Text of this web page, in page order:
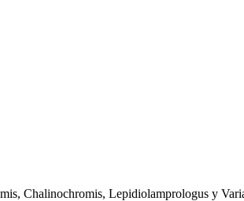
Chalinochromis, Lepidiolamprologus y